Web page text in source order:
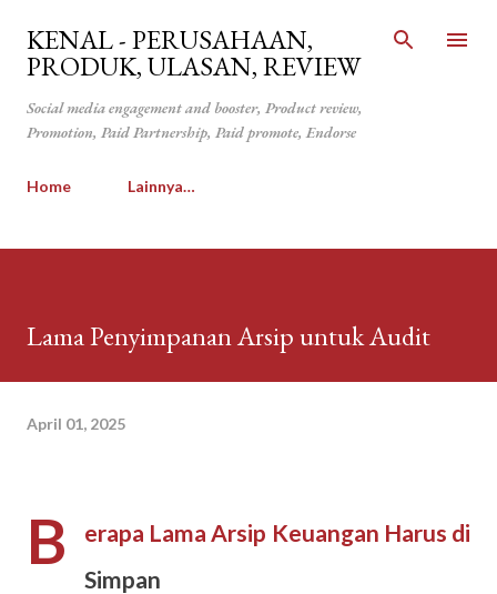
Langsung ke konten utama
KENAL - PERUSAHAAN,
PRODUK, ULASAN, REVIEW
Social media engagement and booster, Product review,
Promotion, Paid Partnership, Paid promote, Endorse
Home Lainnya…
Lama Penyimpanan Arsip untuk Audit
April 01, 2025
B
erapa Lama Arsip Keuangan Harus di
Simpan